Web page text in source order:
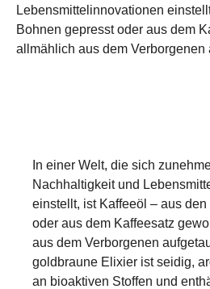
Lebensmittelinnovationen
Bohnen gepresst oder aus dem
allmählich aus dem Verborgenen
In einer Welt, die sich
Nachhaltigkeit und
einstellt, ist Kaffeeöl – aus
oder aus dem Kaffeesatz
aus dem Verborgenen
goldbraune Elixier ist seidig,
an bioaktiven Stoffen und